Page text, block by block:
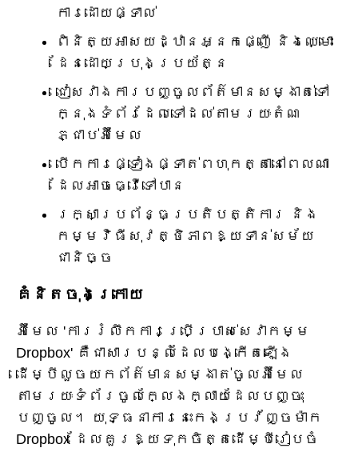
ការដោយផ្ទាល់
ពិនិត្យអាសយដ្ឋានអ្នកផ្ញើ និងឈ្មោះ
ដែនដោយប្រុងប្រយ័ត្ន
ជៀសវាងការបញ្ចូលព័ត៌មានសម្ងាត់ទៅ
ក្នុងទំព័រដែលទៅដល់តាមរយៈតំណ
ភ្ជាប់អ៊ីមែល
បើកការផ្ទៀងផ្ទាត់ពហុកត្តានៅពេលណា
ដែលអាចធ្វើទៅបាន
រក្សាប្រព័ន្ធប្រតិបត្តិការ និង
កម្មវិធីសុវត្ថិភាពឱ្យទាន់សម័យ
ជានិច្ច
គំនិតចុងក្រោយ
អ៊ីមែល 'ការរំលឹកការប្រើប្រាស់សេវាកម្ម
Dropbox' គឺជាសារបន្លំដែលបង្កើតឡើង
ដើម្បីលួចយកព័ត៌មានសម្ងាត់ចូលអ៊ីមែល
តាមរយៈទំព័រចូលក្លែងក្លាយដែលបញ្ចុះ
បញ្ចូល។ យុទ្ធនាការនេះកេងប្រវ័ញ្ចម៉ាក
Dropbox ដែលគួរឱ្យទុកចិត្តដើម្បីរៀបចំ